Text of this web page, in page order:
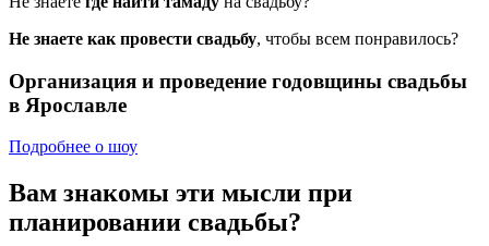
Не знаете как провести свадьбу, чтобы всем понравилось?
Организация и проведение годовщины свадьбы
в Ярославле
Подробнее о шоу
Вам знакомы эти мысли при
планировании свадьбы?